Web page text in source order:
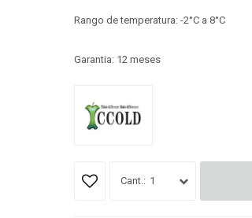
Rango de temperatura: -2°C a 8°C
Garantia: 12 meses
1